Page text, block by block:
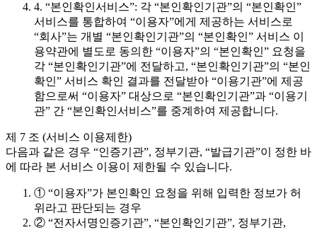
4. “본인확인서비스”: 각 “본인확인기관”의 “본인확인”
서비스를 통합하여 “이용자”에게 제공하는 서비스로
“회사”는 개별 “본인확인기관”의 “본인확인” 서비스 이
용약관에 별도로 동의한 “이용자”의 “본인확인” 요청을
각 “본인확인기관”에 전달하고, “본인확인기관”의 “본인
확인” 서비스 확인 결과를 전달받아 “이용기관”에 제공
함으로써 “이용자” 대상으로 “본인확인기관”과 “이용기
관” 간 “본인확인서비스”를 중계하여 제공합니다.
제 7 조 (서비스 이용제한)
다음과 같은 경우 “인증기관”, 정부기관, “발급기관”이 정한 바
에 따라 본 서비스 이용이 제한될 수 있습니다.
① “이용자”가 본인확인 요청을 위해 입력한 정보가 허
위라고 판단되는 경우
② “전자서명인증기관”, “본인확인기관”, 정부기관,